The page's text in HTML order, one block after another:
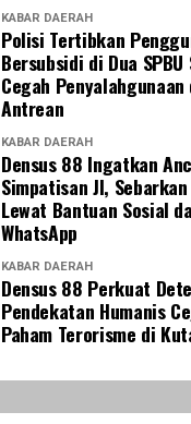
KABAR DAERAH
Polisi Tertibkan
Bersubsidi di Dua
Cegah
Antrean
KABAR DAERAH
Densus 88 Ingatkan
Simpatisan JI,
Lewat Bantuan Sosial
WhatsApp
KABAR DAERAH
Densus 88 Perkuat
Pendekatan Humanis
Paham Terorisme di